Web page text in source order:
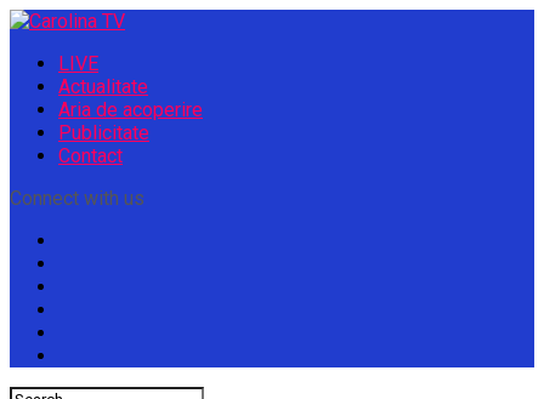
LIVE
Actualitate
Aria de acoperire
Publicitate
Contact
Connect with us